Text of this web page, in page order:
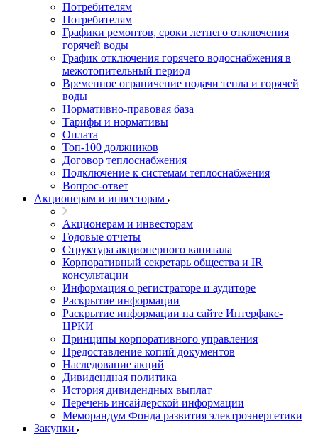
Потребителям
Потребителям
Графики ремонтов, сроки летнего отключения
горячей воды
График отключения горячего водоснабжения в
межотопительный период
Временное ограничение подачи тепла и горячей
воды
Нормативно-правовая база
Тарифы и нормативы
Оплата
Топ-100 должников
Договор теплоснабжения
Подключение к системам теплоснабжения
Вопрос-ответ
Акционерам и инвесторам
Акционерам и инвесторам
Годовые отчеты
Структура акционерного капитала
Корпоративный секретарь общества и IR
консультации
Информация о регистраторе и аудиторе
Раскрытие информации
Раскрытие информации на сайте Интерфакс-
ЦРКИ
Принципы корпоративного управления
Предоставление копий документов
Наследование акций
Дивидендная политика
История дивидендных выплат
Перечень инсайдерской информации
Меморандум Фонда развития электроэнергетики
Закупки